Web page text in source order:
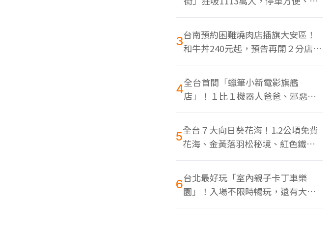
色美食多
3台南預約困難燒肉店插旗大安區！
和牛丼240元起，預告再開２分店、
地點曝光
4全台首間「蠟筆小新電影旗艦
店」！１比１機器人爸爸、邪惡正
男，百款周邊買翻
5全台７大向日葵花海！1.2公頃免費
花海、金黃落羽松秘境、紅色鐵橋
同框
6台北最好玩「室內親子卡丁車樂
園」！入場不限時暢玩，還有大螢
幕Switch遊戲區